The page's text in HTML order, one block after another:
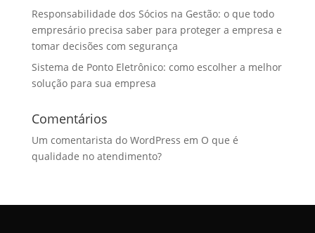
Responsabilidade dos Sócios na Gestão: o que todo
empresário precisa saber para proteger a empresa e
tomar decisões com segurança
Sistema de Ponto Eletrônico: como escolher a melhor
solução para sua empresa
Comentários
Um comentarista do WordPress em O que é
qualidade no atendimento?